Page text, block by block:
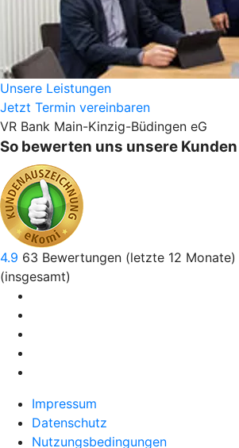
Unsere Leistungen
Jetzt Termin vereinbaren
VR Bank Main-Kinzig-Büdingen eG
So bewerten uns unsere Kunden
4.9 63 Bewertungen (letzte 12 Monate)
(insgesamt)
Impressum
Datenschutz
Nutzungsbedingungen